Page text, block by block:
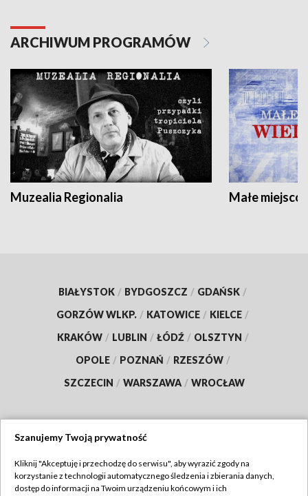
ARCHIWUM PROGRAMÓW
Muzealia Regionalia Małe
BIAŁYSTOK / BYDGOSZCZ / GDAŃSK /
GORZÓW WLKP. / KATOWICE / KIELCE /
KRAKÓW / LUBLIN / ŁÓDŹ / OLSZTYN /
OPOLE / POZNAŃ / RZESZÓW /
SZCZECIN / WARSZAWA / WROCŁAW
TVP
Szanujemy Twoją prywatność
Kliknij "Akceptuję i przechodzę do serwisu", aby wyrazić zgody na
korzystanie z technologii automatycznego śledzenia i zbierania danych,
dostęp do informacji na Twoim urządzeniu końcowym i ich